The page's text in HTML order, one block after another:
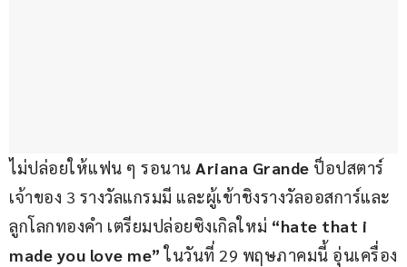
ไม่ปล่อยให้แฟน ๆ รอนาน Ariana Grande ป็อปสตาร์
เจ้าของ 3 รางวัลแกรมมี และผู้เข้าชิงรางวัลออสการ์และ
ลูกโลกทองคำ เตรียมปล่อยซิงเกิลใหม่ “hate that i
made you love me” ในวันที่ 29 พฤษภาคมนี้ อุ่นเครื่อง